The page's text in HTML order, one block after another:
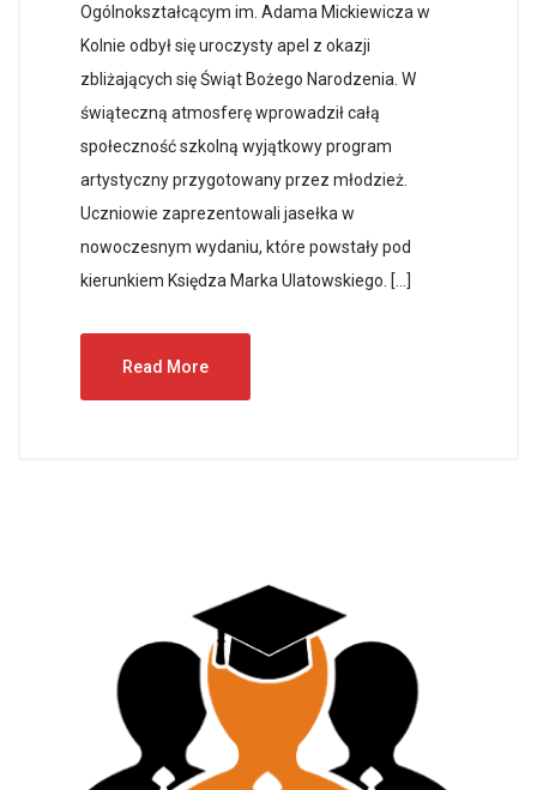
Ogólnokształcącym im. Adama Mickiewicza w
Kolnie odbył się uroczysty apel z okazji
zbliżających się Świąt Bożego Narodzenia. W
świąteczną atmosferę wprowadził całą
społeczność szkolną wyjątkowy program
artystyczny przygotowany przez młodzież.
Uczniowie zaprezentowali jasełka w
nowoczesnym wydaniu, które powstały pod
kierunkiem Księdza Marka Ulatowskiego. […]
Read More